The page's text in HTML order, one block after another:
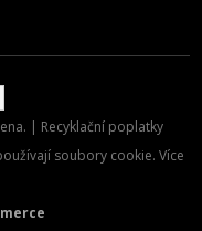
| Recyklační poplatky
soubory cookie. Více